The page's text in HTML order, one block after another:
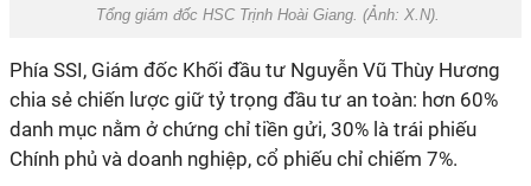
Tổng giám đốc HSC Trịnh Hoài Giang. (Ảnh: X.N).
Phía SSI, Giám đốc Khối đầu tư Nguyễn Vũ Thùy Hương
chia sẻ chiến lược giữ tỷ trọng đầu tư an toàn: hơn 60%
danh mục nằm ở chứng chỉ tiền gửi, 30% là trái phiếu
Chính phủ và doanh nghiệp, cổ phiếu chỉ chiếm 7%.